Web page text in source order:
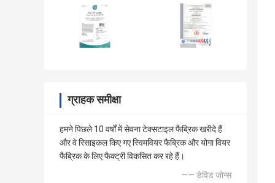
ग्राहक समीक्षा
हमने पिछले 10 वर्षों में सेवना टेक्सटाइल फैब्रिक खरीदे हैं
और वे रिसाइकल किए गए स्विमवियर फैब्रिक और योगा वियर
फैब्रिक के लिए फैक्ट्री विकसित कर रहे हैं।
—— डेविड जोन्स